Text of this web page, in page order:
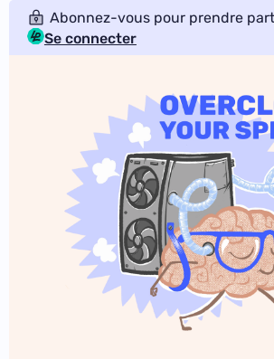
Abonnez-vous pour prendre
Se connecter